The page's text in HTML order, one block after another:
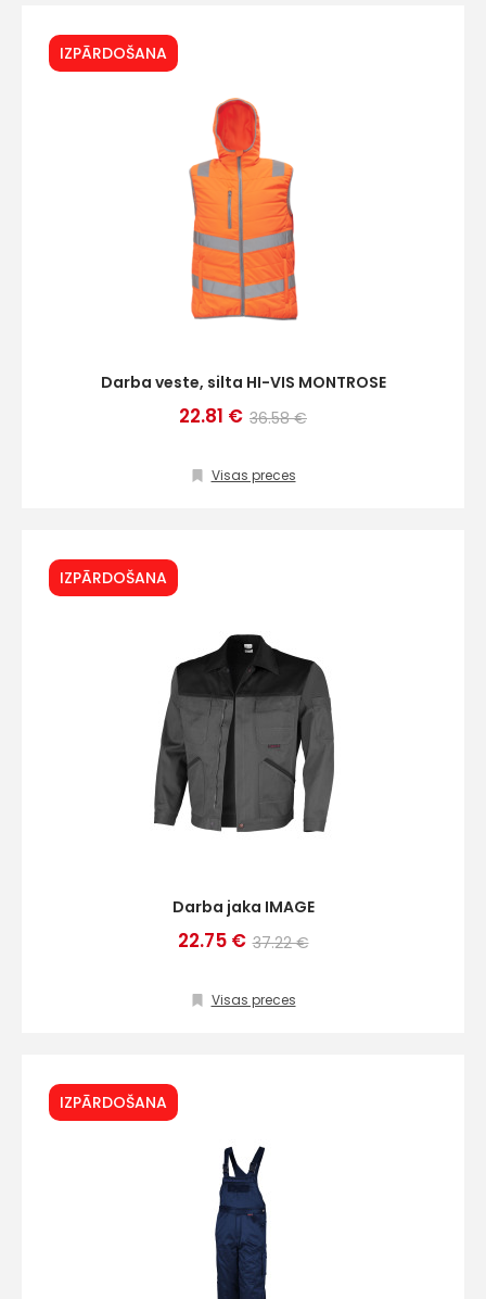
IZPĀRDOŠANA
Darba veste, silta HI-VIS MONTROSE
22.81 € 36.58 €
Visas preces
IZPĀRDOŠANA
Darba jaka IMAGE
22.75 € 37.22 €
Visas preces
IZPĀRDOŠANA